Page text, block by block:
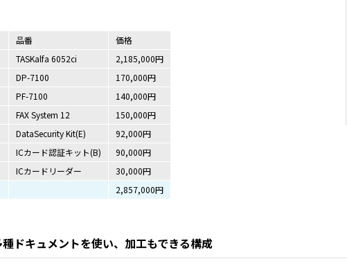
品番
価格
TASKalfa 6052ci
2,185,000円
DP-7100
170,000円
PF-7100
140,000円
FAX System 12
150,000円
DataSecurity Kit(E)
92,000円
ICカード認証キット(B)
90,000円
ICカードリーダー
30,000円
2,857,000円
ドキュメントを使い、加工もできる構成